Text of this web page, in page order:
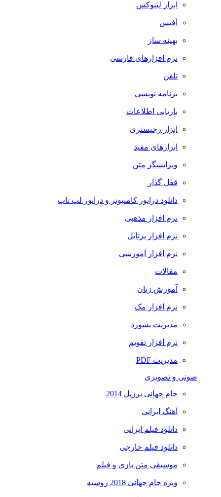
ابزار لینوکس
آفیس
بهینه ساز
نرم افزارهای فارسی
تلفن
برنامه نویسی
بازیابی اطلاعات
ابزار رجیستری
ابزارهای مفید
ویرایشگر متن
قفل گذار
دانلود درایور کامپیوتر و درایور لپ تاپ
نرم افزار مذهبی
نرم افزار پرتابل
نرم افزار آموزشی
مقالات
آموزش زبان
نرم افزار مک
مدیریت پسورد
نرم افزار تقویم
مدیریت PDF
صوتی و تصویری
جام جهانی برزیل 2014
آهنگ ایرانی
دانلود فیلم ایرانی
دانلود فیلم خارجی
موسیقی متن بازی و فیلم
ویژه جام جهانی 2018 روسیه